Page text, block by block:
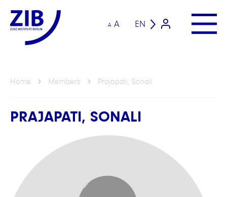
A A EN
Home Members Prajapati, Sonali
PRAJAPATI, SONALI